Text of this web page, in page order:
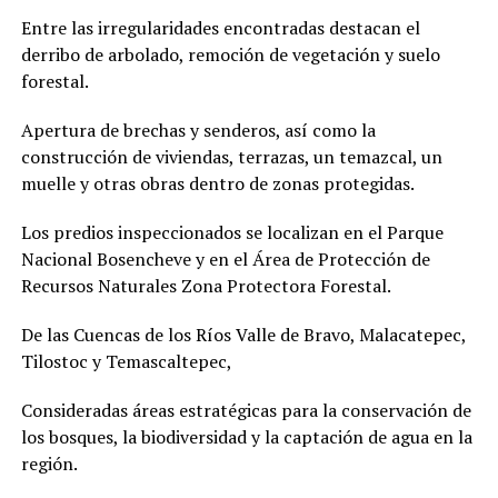
Entre las irregularidades encontradas destacan el
derribo de arbolado, remoción de vegetación y suelo
forestal.
Apertura de brechas y senderos, así como la
construcción de viviendas, terrazas, un temazcal, un
muelle y otras obras dentro de zonas protegidas.
Los predios inspeccionados se localizan en el Parque
Nacional Bosencheve y en el Área de Protección de
Recursos Naturales Zona Protectora Forestal.
De las Cuencas de los Ríos Valle de Bravo, Malacatepec,
Tilostoc y Temascaltepec,
Consideradas áreas estratégicas para la conservación de
los bosques, la biodiversidad y la captación de agua en la
región.